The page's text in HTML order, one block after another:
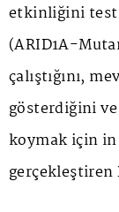
etkinliğini test
(ARID1A-
çalıştığını,
gösterdiğini
koymak için
gerçekleştiren